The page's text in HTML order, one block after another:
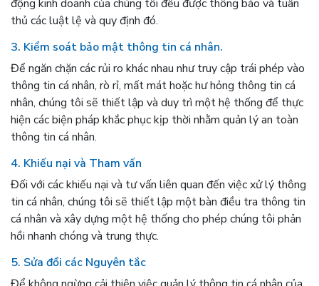
động kinh doanh của chúng tôi đều được thông báo và tuân
thủ các luật lệ và quy định đó.
3. Kiểm soát bảo mật thông tin cá nhân.
Để ngăn chặn các rủi ro khác nhau như truy cập trái phép vào
thông tin cá nhân, rò rỉ, mất mát hoặc hư hỏng thông tin cá
nhân, chúng tôi sẽ thiết lập và duy trì một hệ thống để thực
hiện các biện pháp khắc phục kịp thời nhằm quản lý an toàn
thông tin cá nhân.
4. Khiếu nại và Tham vấn
Đối với các khiếu nại và tư vấn liên quan đến việc xử lý thông
tin cá nhân, chúng tôi sẽ thiết lập một bàn điều tra thông tin
cá nhân và xây dựng một hệ thống cho phép chúng tôi phản
hồi nhanh chóng và trung thực.
5. Sửa đổi các Nguyên tắc